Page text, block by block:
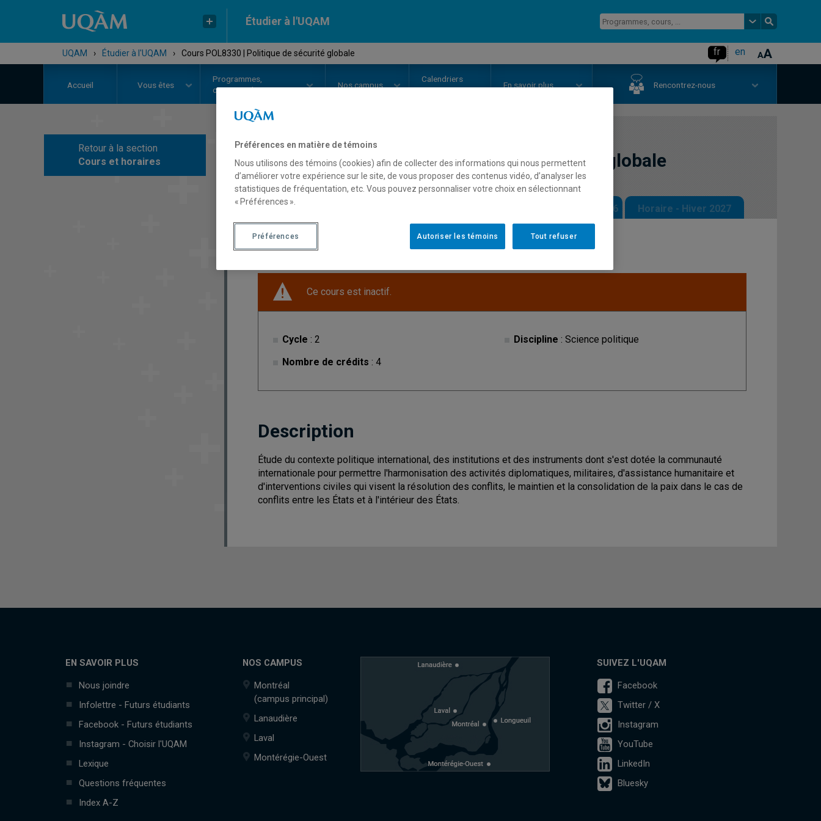
Étudier à l'UQAM
UQAM › Étudier à l'UQAM › Cours POL8330 | Politique de sécurité globale fr en
Accueil Vous êtes
Programmes,
cours et admission
Nos campus
Calendriers
universitaires
En savoir plus Rencontrez-nous
Retour à la section
Cours et horaires
COURS// POL8330-Politique de sécurité globale
Description Horaire - Automne 2026 Horaire - Hiver 2027
Ce cours est inactif.
Cycle : 2
Nombre de crédits : 4
Discipline : Science politique
Description
Étude du contexte politique international, des institutions et des instruments dont s'est dotée la communauté
internationale pour permettre l'harmonisation des activités diplomatiques, militaires, d'assistance humanitaire et
d'interventions civiles qui visent la résolution des conflits, le maintien et la consolidation de la paix dans le cas de
conflits entre les États et à l'intérieur des États.
EN SAVOIR PLUS
Nous joindre
Infolettre - Futurs étudiants
Facebook - Futurs étudiants
Instagram - Choisir l'UQAM
Lexique
Questions fréquentes
Index A-Z
NOS CAMPUS
Montréal
(campus principal)
Lanaudière
Laval
Montérégie-Ouest
SUIVEZ L'UQAM
Facebook
Twitter / X
Instagram
YouTube
LinkedIn
Bluesky
Préférences en matière de témoins
Nous utilisons des témoins (cookies) afin de collecter des informations qui nous permettent
d’améliorer votre expérience sur le site, de vous proposer des contenus vidéo, d’analyser les
statistiques de fréquentation, etc. Vous pouvez personnaliser votre choix en sélectionnant
« Préférences ».
Tout refuser
Autoriser les témoins
Préférences